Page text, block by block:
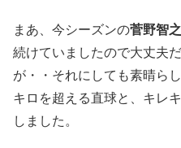
まあ、今シーズンの菅野智
続けていましたので大丈夫
が・・それにしても素晴ら
キロを超える直球と、キレ
しました。